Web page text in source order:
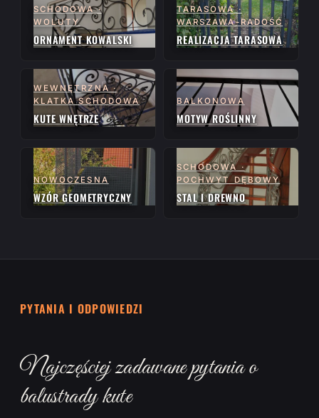
SCHODOWA ·
WOLUTY
ORNAMENT KOWALSKI
TARASOWA ·
WARSZAWA-RADOŚĆ
REALIZACJA TARASOWA
WEWNĘTRZNA ·
KLATKA SCHODOWA
KUTE WNĘTRZE
BALKONOWA
MOTYW ROŚLINNY
NOWOCZESNA
WZÓR GEOMETRYCZNY
SCHODOWA ·
POCHWYT DĘBOWY
STAL I DREWNO
PYTANIA I ODPOWIEDZI
Najczęściej zadawane pytania o
balustrady kute